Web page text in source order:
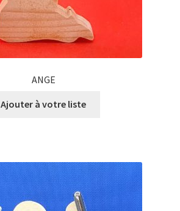
ANGE
Ajouter à votre liste